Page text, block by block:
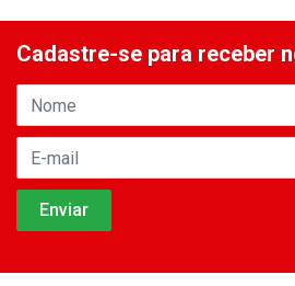
Cadastre-se para receber